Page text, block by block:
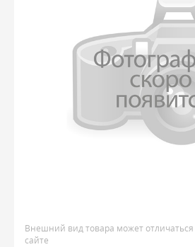
Внешний вид товара может
сайте